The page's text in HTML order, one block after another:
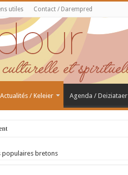
utiles Contact / Darempred
Actualités / Keleier Agenda / Deiziataer
populaires bretons